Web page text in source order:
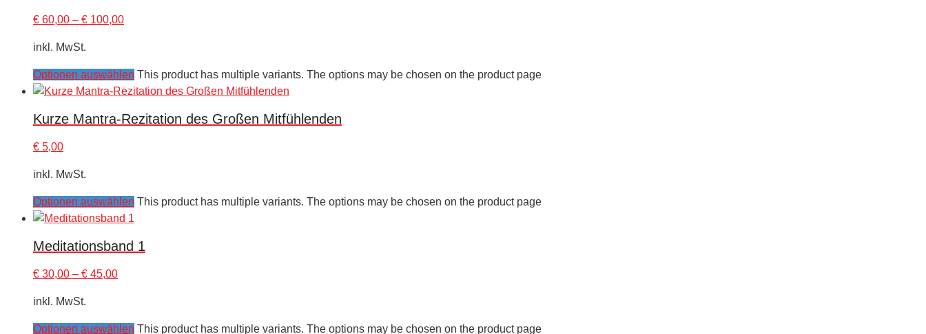
€ 60,00 – € 100,00
inkl. MwSt.
Optionen auswählen This product has multiple variants. The options may be chosen on the product page
Kurze Mantra-Rezitation des Großen Mitfühlenden
€ 5,00
inkl. MwSt.
Optionen auswählen This product has multiple variants. The options may be chosen on the product page
Meditationsband 1
€ 30,00 – € 45,00
inkl. MwSt.
Optionen auswählen This product has multiple variants. The options may be chosen on the product page